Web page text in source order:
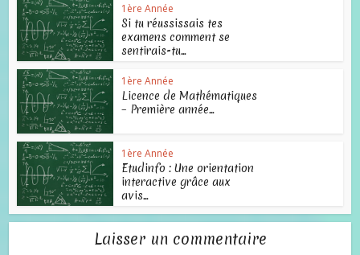
1ère Année
Si tu réussissais tes
examens comment se
sentirais-tu...
1ère Année
Licence de Mathématiques
– Première année...
1ère Année
Etudinfo : Une orientation
interactive grâce aux
avis...
Laisser un commentaire